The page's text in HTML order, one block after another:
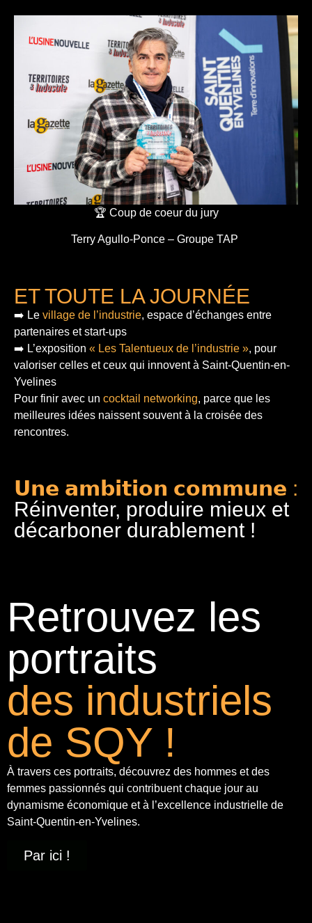
🏆 Coup de coeur du jury
Terry Agullo-Ponce – Groupe TAP
ET TOUTE LA JOURNÉE
➡️ Le village de l’industrie, espace d’échanges entre
partenaires et start-ups
➡️ L’exposition « Les Talentueux de l’industrie », pour
valoriser celles et ceux qui innovent à Saint-Quentin-en-
Yvelines
Pour finir avec un cocktail networking, parce que les
meilleures idées naissent souvent à la croisée des
rencontres.
𝗨𝗻𝗲 𝗮𝗺𝗯𝗶𝘁𝗶𝗼𝗻 𝗰𝗼𝗺𝗺𝘂𝗻𝗲 :
Réinventer, produire mieux et
décarboner durablement !
Retrouvez les
portraits
des industriels
de SQY !
À travers ces portraits, découvrez des hommes et des
femmes passionnés qui contribuent chaque jour au
dynamisme économique et à l’excellence industrielle de
Saint-Quentin-en-Yvelines.
Par ici !